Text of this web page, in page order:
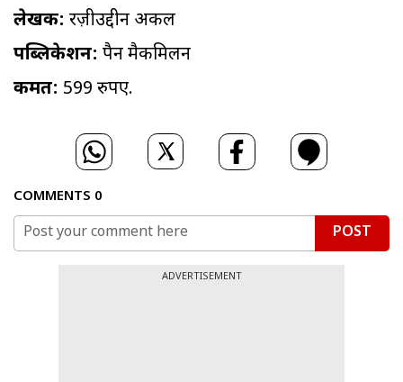
लेखक: रज़ीउद्दीन अकील
पब्लिकेशन: पैन मैकमिलन
कीमत: 599 रुपए.
COMMENTS 0
POST
ADVERTISEMENT